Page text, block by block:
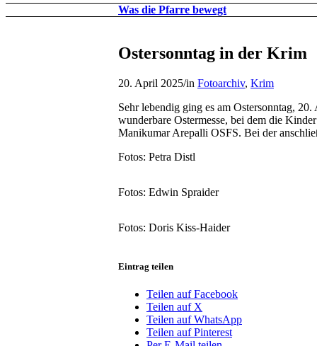
Was die Pfarre bewegt
Ostersonntag in der Krim
20. April 2025/in Fotoarchiv, Krim
Sehr lebendig ging es am Ostersonntag,
wunderbare Ostermesse, bei dem die
Manikumar Arepalli OSFS. Bei der
Fotos: Petra Distl
Fotos: Edwin Spraider
Fotos: Doris Kiss-Haider
Eintrag teilen
Teilen auf Facebook
Teilen auf X
Teilen auf WhatsApp
Teilen auf Pinterest